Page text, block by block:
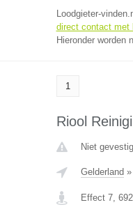
Loodgieter-
direct contact met
Hieronder worden
1
Riool
Niet
Gelderland »
Effect 7,